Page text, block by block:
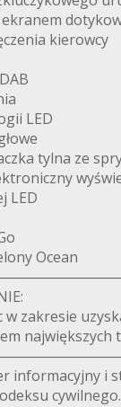
kierowcy
LED
tylna ze
LED
Ocean
w zakresie
informacyjny i
cywilnego.